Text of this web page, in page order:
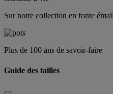
Sur notre collection en fonte
Plus de 100 ans de savoir-faire
Guide des tailles